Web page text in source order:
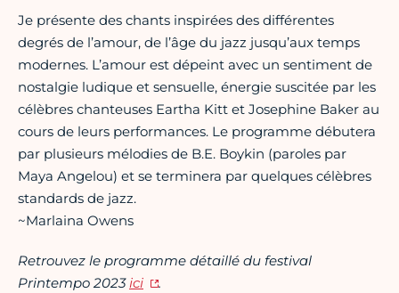
Je présente des chants inspirées des différentes
degrés de l’amour, de l’âge du jazz jusqu’aux temps
modernes. L’amour est dépeint avec un sentiment de
nostalgie ludique et sensuelle, énergie suscitée par les
célèbres chanteuses Eartha Kitt et Josephine Baker au
cours de leurs performances. Le programme débutera
par plusieurs mélodies de B.E. Boykin (paroles par
Maya Angelou) et se terminera par quelques célèbres
standards de jazz.
~Marlaina Owens
Retrouvez le programme détaillé du festival
Printempo 2023ici .